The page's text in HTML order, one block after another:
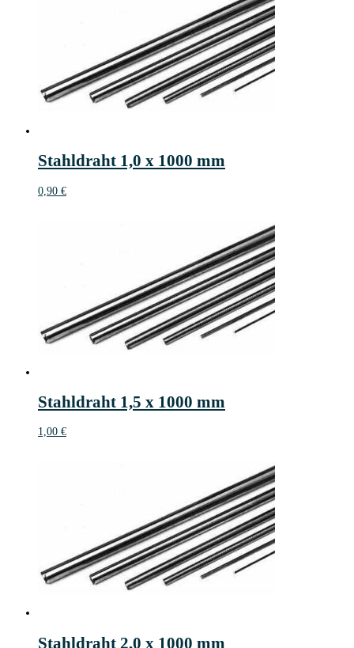
Stahldraht 1,0 x 1000 mm
0,90 €
Stahldraht 1,5 x 1000 mm
1,00 €
Stahldraht 2,0 x 1000 mm